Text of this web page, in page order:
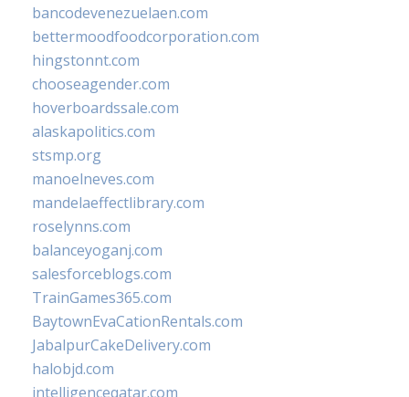
bancodevenezuelaen.com
bettermoodfoodcorporation.com
hingstonnt.com
chooseagender.com
hoverboardssale.com
alaskapolitics.com
stsmp.org
manoelneves.com
mandelaeffectlibrary.com
roselynns.com
balanceyoganj.com
salesforceblogs.com
TrainGames365.com
BaytownEvaCationRentals.com
JabalpurCakeDelivery.com
halobjd.com
intelligenceqatar.com